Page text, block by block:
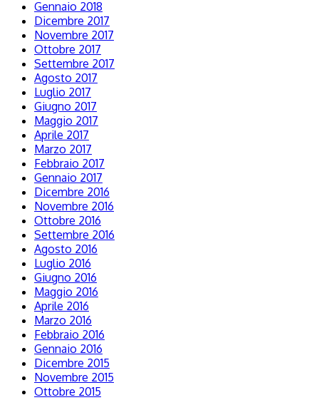
Gennaio 2018
Dicembre 2017
Novembre 2017
Ottobre 2017
Settembre 2017
Agosto 2017
Luglio 2017
Giugno 2017
Maggio 2017
Aprile 2017
Marzo 2017
Febbraio 2017
Gennaio 2017
Dicembre 2016
Novembre 2016
Ottobre 2016
Settembre 2016
Agosto 2016
Luglio 2016
Giugno 2016
Maggio 2016
Aprile 2016
Marzo 2016
Febbraio 2016
Gennaio 2016
Dicembre 2015
Novembre 2015
Ottobre 2015